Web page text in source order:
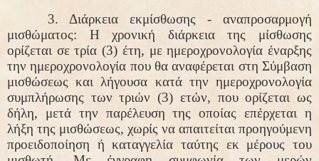
3. Διάρκεια εκμίσθωσης - αναπροσαρμογή
μισθώματος: Η χρονική διάρκεια της μίσθωσης
ορίζεται σε τρία (3) έτη, με ημεροχρονολογία έναρξης
την ημεροχρονολογία που θα αναφέρεται στη Σύμβαση
μισθώσεως και λήγουσα κατά την ημεροχρονολογία
συμπλήρωσης των τριών (3) ετών, που ορίζεται ως
δήλη, μετά την παρέλευση της οποίας επέρχεται η
λήξη της μισθώσεως, χωρίς να απαιτείται προηγούμενη
προειδοποίηση ή καταγγελία ταύτης εκ μέρους του